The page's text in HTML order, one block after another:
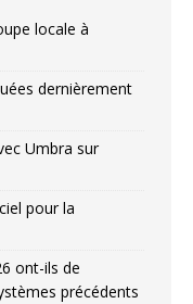
locale à
dernièrement
Umbra sur
pour la
ont-ils de
précédents